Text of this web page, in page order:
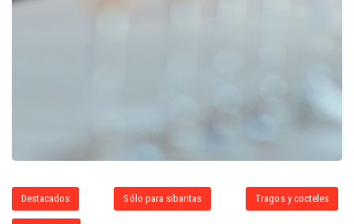
Destacados Sólo para sibaritas Tragos y cocteles